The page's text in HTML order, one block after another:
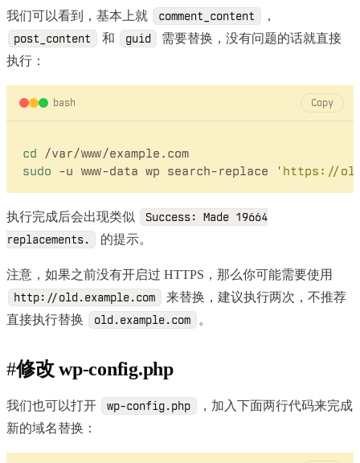
我们可以看到，基本上就 comment_content ，
post_content 和 guid
需要替换，没有问题的话就直接
执行：
bash Copy
cd
sudo -u www-data wp search-replace 'https://
执行完成后会出现类似
Success: Made 19664
replacements.
的提示。
注意，如果之前没有开启过 HTTPS，那么你可能需要使用
http://old.example.com
来替换，建议执行两次，不推荐
直接执行替换
old.example.com 。
#修改 wp-config.php
我们也可以打开 wp-config.php
，加入下面两行代码来完成
新的域名替换：